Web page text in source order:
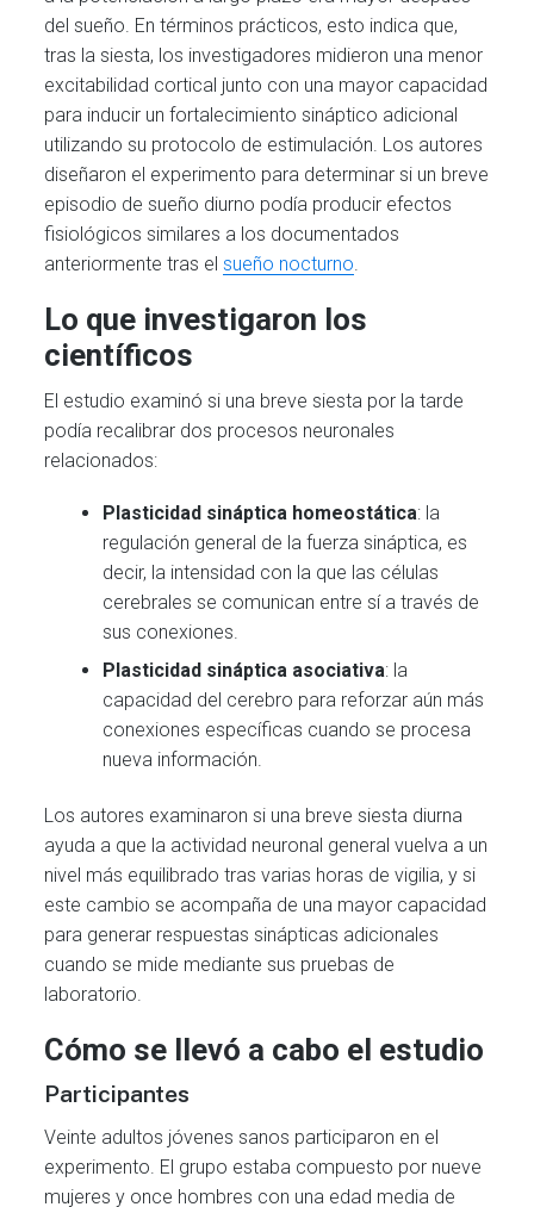
del sueño. En términos prácticos, esto indica que,
tras la siesta, los investigadores midieron una menor
excitabilidad cortical junto con una mayor capacidad
para inducir un fortalecimiento sináptico adicional
utilizando su protocolo de estimulación. Los autores
diseñaron el experimento para determinar si un breve
episodio de sueño diurno podía producir efectos
fisiológicos similares a los documentados
anteriormente tras elsueño nocturno
Lo que investigaron los
científicos
El estudio examinó si una breve siesta por la tarde
podía recalibrar dos procesos neuronales
relacionados:
Plasticidad sináptica homeostática: la
regulación general de la fuerza sináptica, es
decir, la intensidad con la que las células
cerebrales se comunican entre sí a través de
sus conexiones.
Plasticidad sináptica asociativa: la
capacidad del cerebro para reforzar aún más
conexiones específicas cuando se procesa
nueva información.
Los autores examinaron si una breve siesta diurna
ayuda a que la actividad neuronal general vuelva a un
nivel más equilibrado tras varias horas de vigilia, y si
este cambio se acompaña de una mayor capacidad
para generar respuestas sinápticas adicionales
cuando se mide mediante sus pruebas de
laboratorio.
Cómo se llevó a cabo el estudio
Participantes
Veinte adultos jóvenes sanos participaron en el
experimento. El grupo estaba compuesto por nueve
mujeres y once hombres con una edad media de